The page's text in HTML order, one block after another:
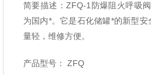
简要描述：ZFQ-1防爆阻火呼吸
为国内*。它是石化储罐*的新型
量轻，维修方便。
产品型号： ZFQ